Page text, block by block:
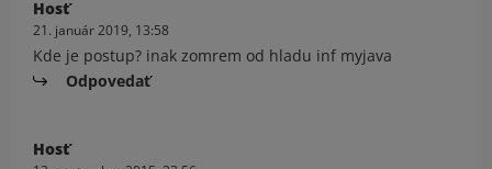
Hosť
21. január 2019, 13:58
Kde je postup? inak zomrem od hladu inf myjava
Odpovedať
Hosť